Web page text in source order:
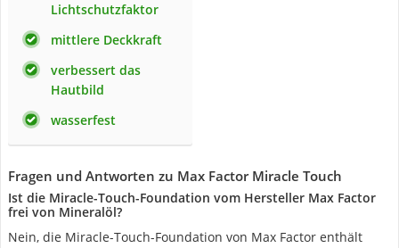
Lichtschutzfaktor
mittlere Deckkraft
verbessert das
Hautbild
wasserfest
Fragen und Antworten zu Max Factor Miracle Touch
Ist die Miracle-Touch-Foundation vom Hersteller Max Factor
frei von Mineralöl?
Nein, die Miracle-Touch-Foundation von Max Factor enthält